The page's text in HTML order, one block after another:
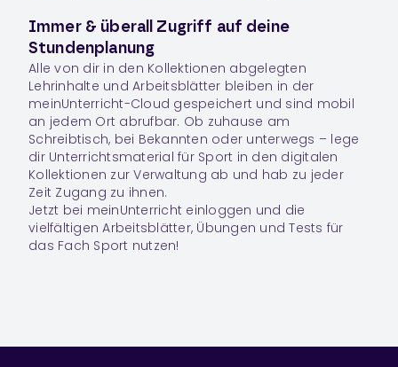
Immer & überall Zugriff auf deine
Stundenplanung
Alle von dir in den Kollektionen abgelegten
Lehrinhalte und Arbeitsblätter bleiben in der
meinUnterricht-Cloud gespeichert und sind mobil
an jedem Ort abrufbar. Ob zuhause am
Schreibtisch, bei Bekannten oder unterwegs – lege
dir Unterrichtsmaterial für Sport in den digitalen
Kollektionen zur Verwaltung ab und hab zu jeder
Zeit Zugang zu ihnen.
Jetzt bei meinUnterricht einloggen und die
vielfältigen Arbeitsblätter, Übungen und Tests für
das Fach Sport nutzen!